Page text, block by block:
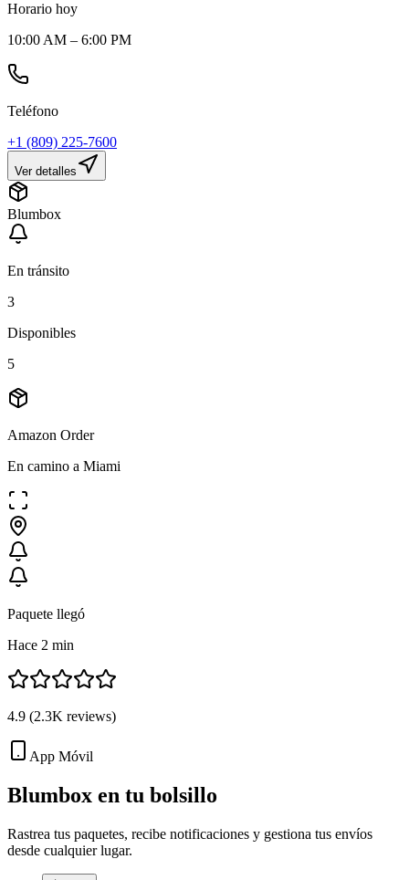
Horario hoy
10:00 AM – 6:00 PM
Teléfono
+1 (809) 225-7600
Ver detalles
Blumbox
En tránsito
3
Disponibles
5
Amazon Order
En camino a Miami
Paquete llegó
Hace 2 min
4.9 (2.3K reviews)
App Móvil
Blumbox en tu bolsillo
Rastrea tus paquetes, recibe notificaciones y gestiona tus envíos
desde cualquier lugar.